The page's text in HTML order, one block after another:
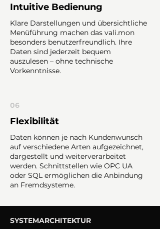
Intuitive Bedienung
Klare Darstellungen und übersichtliche
Menüführung machen das vali.mon
besonders benutzerfreundlich. Ihre
Daten sind jederzeit bequem
auszulesen – ohne technische
Vorkenntnisse.
06
Flexibilität
Daten können je nach Kundenwunsch
auf verschiedene Arten aufgezeichnet,
dargestellt und weiterverarbeitet
werden. Schnittstellen wie OPC UA
oder SQL ermöglichen die Anbindung
an Fremdsysteme.
SYSTEMARCHITEKTUR